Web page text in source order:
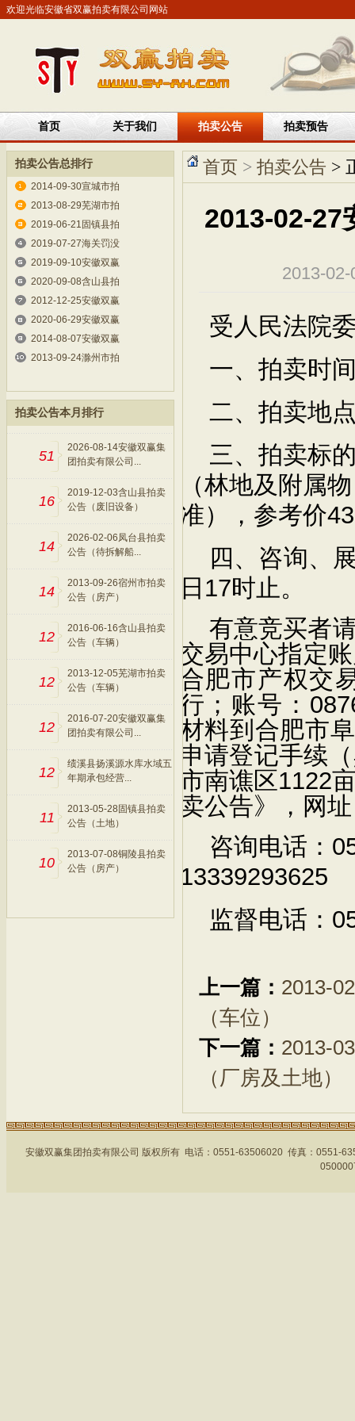
欢迎光临安徽省双赢拍卖有限公司网站
首页 关于我们 拍卖公告 拍卖预告
拍卖公告总排行
2014-09-30宣城市拍
2013-08-29芜湖市拍
2019-06-21固镇县拍
2019-07-27海关罚没
2019-09-10安徽双赢
2020-09-08含山县拍
2012-12-25安徽双赢
2020-06-29安徽双赢
2014-08-07安徽双赢
2013-09-24滁州市拍
拍卖公告本月排行
51
2026-08-14安徽双赢集
团拍卖有限公司...
16
2019-12-03含山县拍卖
公告（废旧设备）
14
2026-02-06凤台县拍卖
公告（待拆解船...
14
2013-09-26宿州市拍卖
公告（房产）
12
2016-06-16含山县拍卖
公告（车辆）
12
2013-12-05芜湖市拍卖
公告（车辆）
12
2016-07-20安徽双赢集
团拍卖有限公司...
12
绩溪县扬溪源水库水域五
年期承包经营...
11
2013-05-28固镇县拍卖
公告（土地）
10
2013-07-08铜陵县拍卖
公告（房产）
首页 > 拍卖公告 >
2013-02-27
2013-
受人民法院
一、拍卖时
二、拍卖地
三、拍卖标
（林地及附属
准），参考价
四、咨询、
日 17时止。
有意竞买者
交易中心指定
合肥市产权交
行；账号：
材料到合肥市
申请登记手续
市南谯区 1122
卖公告》，网
咨询电话：
13339293625
监督电话：
上一篇： 2013-
（车位）
下一篇： 2013-
（厂房及土地）
安徽双赢集团拍卖有限公司 版权所有 电话：0551-63506020 传真：0551-